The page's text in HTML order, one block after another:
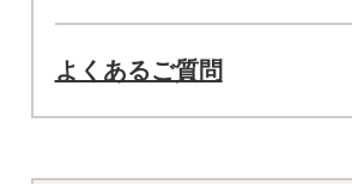
よくあるご質問